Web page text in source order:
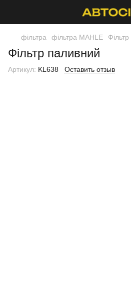
фільтра фільтра MAHLE
Фільтр паливний
Артикул: KL638 Оставить отзыв